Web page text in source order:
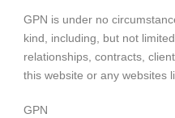
GPN is under no
kind, including, but not
relationships, contracts,
this website or any websites
GPN